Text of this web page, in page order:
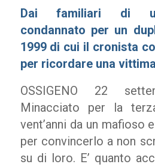
Dai familiari di
condannato per un
1999 di cui il cronista
per ricordare una
OSSIGENO 22
Minacciato per la
vent’anni da un mafioso
per convincerlo a non
su di loro. E’ quanto